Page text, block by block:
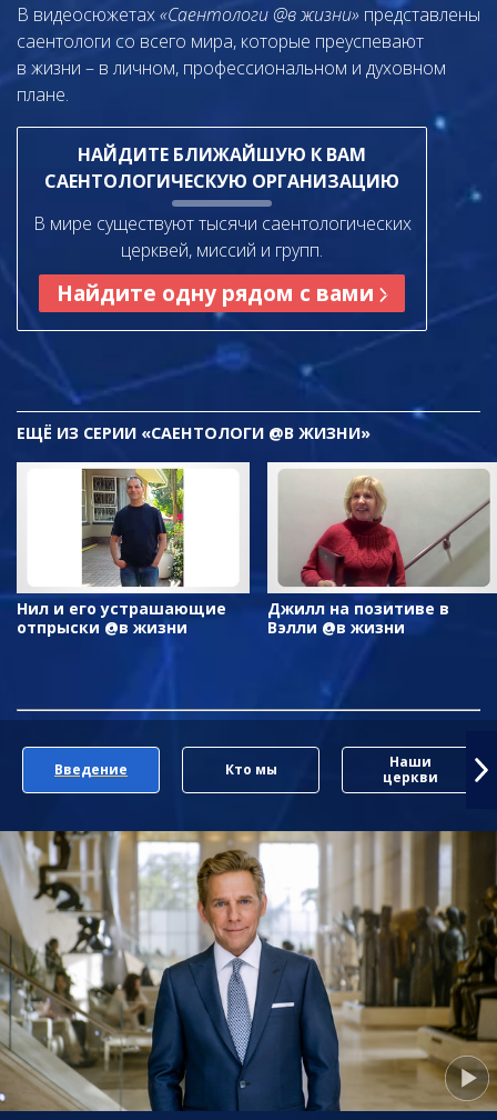
В видеосюжетах«Саентологи @в жизни» представлены
саентологи со всего мира, которые преуспевают
в жизни – в личном, профессиональном и духовном
плане.
НАЙДИТЕ БЛИЖАЙШУЮ К ВАМ
САЕНТОЛОГИЧЕСКУЮ ОРГАНИЗАЦИЮ
В мире существуют тысячи саентологических
церквей, миссий и групп.
Найдите одну рядом с вами
ЕЩЁ ИЗ СЕРИИ «САЕНТОЛОГИ @В ЖИЗНИ»
Нил и его устрашающие
отпрыски @в жизни
Джилл на позитиве в
Вэлли @в жизни
Введение Кто мы
Наши
церкви